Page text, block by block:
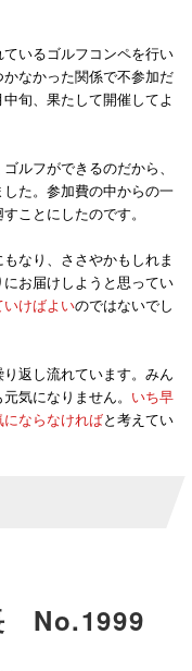
いるゴルフコンペを行い
なかった関係で不参加だ
旬、果たして開催してよ
ルフができるのだから、
た。参加費の中からの一
ことにしたのです。
なり、ささやかもしれま
お届けしようと思ってい
いけばよいのではないでし
り返し流れています。みん
気になりません。 いち早
ならなければと考えてい
No.1999